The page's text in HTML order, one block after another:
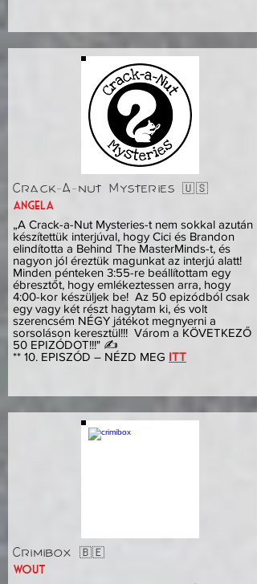
Crack-A-nut Mysteries 🇺🇸
angela
„A Crack-a-Nut Mysteries-t nem sokkal azután
készítettük interjúval, hogy Cici és Brandon
elindította a Behind The MasterMinds-t, és
nagyon jól éreztük magunkat az interjú alatt!
Minden pénteken 3:55-re beállítottam egy
ébresztőt, hogy emlékeztessen arra, hogy
4:00-kor készüljek be! Az 50 epizódból csak
egy vagy két részt hagytam ki, és volt
szerencsém NÉGY játékot megnyerni a
sorsoláson keresztül!!! Várom a KÖVETKEZŐ
50 EPIZÓDOT!!!" ✍️
** 10. EPISZÓD – NÉZD MEG ITT
Crimibox 🇧🇪
wout